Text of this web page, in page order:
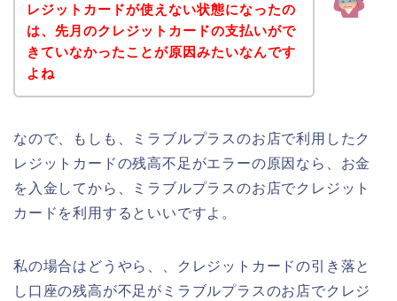
レジットカードが使えない状態になったの
は、先月のクレジットカードの支払いがで
きていなかったことが原因みたいなんです
よね
なので、もしも、ミラブルプラスのお店で利用したク
レジットカードの残高不足がエラーの原因なら、お金
を入金してから、ミラブルプラスのお店でクレジット
カードを利用するといいですよ。
私の場合はどうやら、、クレジットカードの引き落と
し口座の残高が不足がミラブルプラスのお店でクレジ